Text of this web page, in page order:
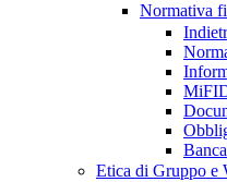
Normativa
Etica di Gruppo e